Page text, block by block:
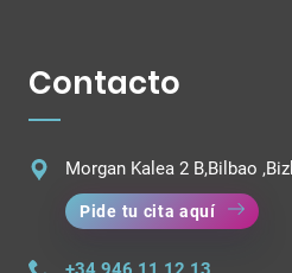
Contacto
Morgan Kalea 2 B,Bilbao
Pide tu cita aquí